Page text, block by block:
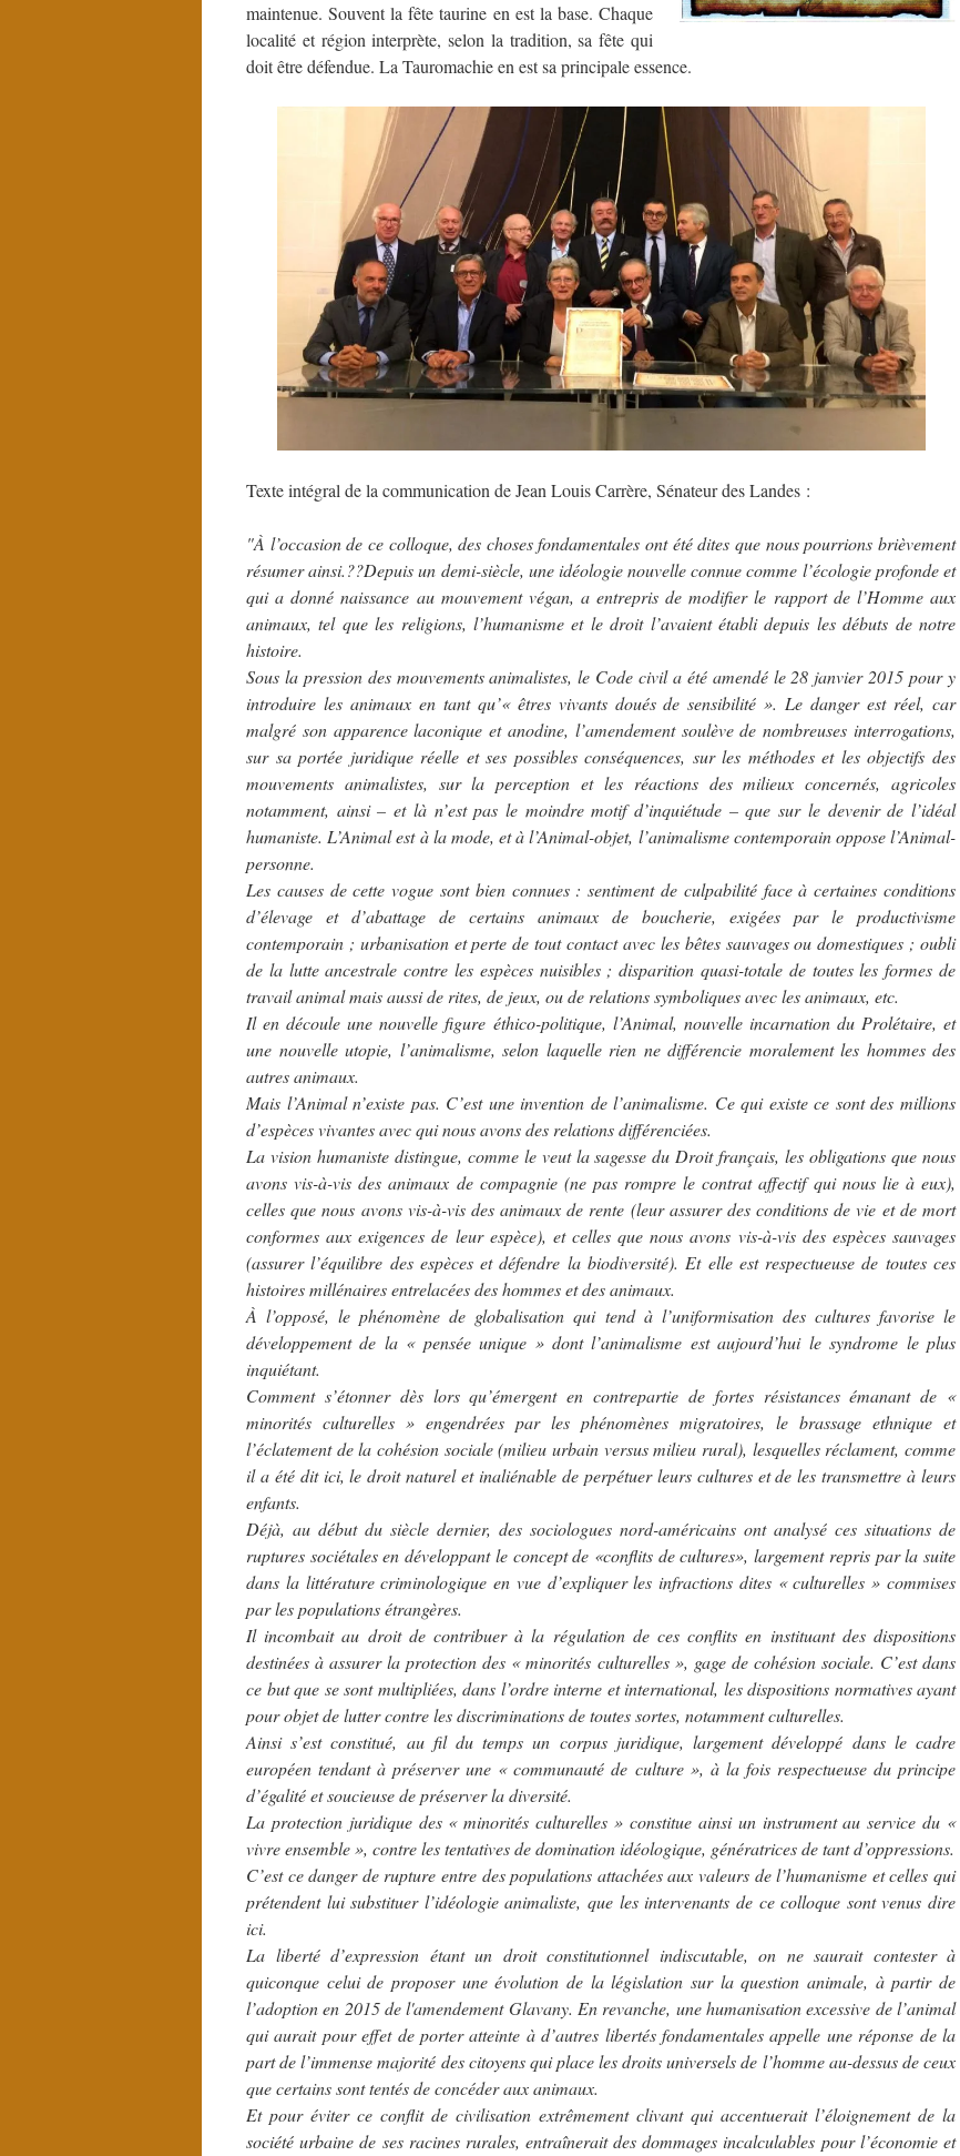
maintenue. Souvent la fête taurine en est la base. Chaque
localité et région interprète, selon la tradition, sa fête qui
doit être défendue. La Tauromachie en est sa principale essence.
Texte intégral de la communication de Jean Louis Carrère, Sénateur des Landes :
"À l’occasion de ce colloque, des choses fondamentales ont été dites que nous pourrions brièvement
résumer ainsi.??Depuis un demi-siècle, une idéologie nouvelle connue comme l’écologie profonde et
qui a donné naissance au mouvement végan, a entrepris de modifier le rapport de l’Homme aux
animaux, tel que les religions, l’humanisme et le droit l’avaient établi depuis les débuts de notre
histoire.
Sous la pression des mouvements animalistes, le Code civil a été amendé le 28 janvier 2015 pour y
introduire les animaux en tant qu’« êtres vivants doués de sensibilité ». Le danger est réel, car
malgré son apparence laconique et anodine, l’amendement soulève de nombreuses interrogations,
sur sa portée juridique réelle et ses possibles conséquences, sur les méthodes et les objectifs des
mouvements animalistes, sur la perception et les réactions des milieux concernés, agricoles
notamment, ainsi – et là n’est pas le moindre motif d’inquiétude – que sur le devenir de l’idéal
humaniste. L’Animal est à la mode, et à l’Animal-objet, l’animalisme contemporain oppose l’Animal-
personne.
Les causes de cette vogue sont bien connues : sentiment de culpabilité face à certaines conditions
d’élevage et d’abattage de certains animaux de boucherie, exigées par le productivisme
contemporain ; urbanisation et perte de tout contact avec les bêtes sauvages ou domestiques ; oubli
de la lutte ancestrale contre les espèces nuisibles ; disparition quasi-totale de toutes les formes de
travail animal mais aussi de rites, de jeux, ou de relations symboliques avec les animaux, etc.
Il en découle une nouvelle figure éthico-politique, l’Animal, nouvelle incarnation du Prolétaire, et
une nouvelle utopie, l’animalisme, selon laquelle rien ne différencie moralement les hommes des
autres animaux.
Mais l’Animal n’existe pas. C’est une invention de l’animalisme. Ce qui existe ce sont des millions
d’espèces vivantes avec qui nous avons des relations différenciées.
La vision humaniste distingue, comme le veut la sagesse du Droit français, les obligations que nous
avons vis-à-vis des animaux de compagnie (ne pas rompre le contrat affectif qui nous lie à eux),
celles que nous avons vis-à-vis des animaux de rente (leur assurer des conditions de vie et de mort
conformes aux exigences de leur espèce), et celles que nous avons vis-à-vis des espèces sauvages
(assurer l’équilibre des espèces et défendre la biodiversité). Et elle est respectueuse de toutes ces
histoires millénaires entrelacées des hommes et des animaux.
À l’opposé, le phénomène de globalisation qui tend à l’uniformisation des cultures favorise le
développement de la « pensée unique » dont l’animalisme est aujourd’hui le syndrome le plus
inquiétant.
Comment s’étonner dès lors qu’émergent en contrepartie de fortes résistances émanant de «
minorités culturelles » engendrées par les phénomènes migratoires, le brassage ethnique et
l’éclatement de la cohésion sociale (milieu urbain versus milieu rural), lesquelles réclament, comme
il a été dit ici, le droit naturel et inaliénable de perpétuer leurs cultures et de les transmettre à leurs
enfants.
Déjà, au début du siècle dernier, des sociologues nord-américains ont analysé ces situations de
ruptures sociétales en développant le concept de «conflits de cultures», largement repris par la suite
dans la littérature criminologique en vue d’expliquer les infractions dites « culturelles » commises
par les populations étrangères.
Il incombait au droit de contribuer à la régulation de ces conflits en instituant des dispositions
destinées à assurer la protection des « minorités culturelles », gage de cohésion sociale. C’est dans
ce but que se sont multipliées, dans l’ordre interne et international, les dispositions normatives ayant
pour objet de lutter contre les discriminations de toutes sortes, notamment culturelles.
Ainsi s’est constitué, au fil du temps un corpus juridique, largement développé dans le cadre
européen tendant à préserver une « communauté de culture », à la fois respectueuse du principe
d’égalité et soucieuse de préserver la diversité.
La protection juridique des « minorités culturelles » constitue ainsi un instrument au service du «
vivre ensemble », contre les tentatives de domination idéologique, génératrices de tant d’oppressions.
C’est ce danger de rupture entre des populations attachées aux valeurs de l’humanisme et celles qui
prétendent lui substituer l’idéologie animaliste, que les intervenants de ce colloque sont venus dire
ici.
La liberté d’expression étant un droit constitutionnel indiscutable, on ne saurait contester à
quiconque celui de proposer une évolution de la législation sur la question animale, à partir de
l’adoption en 2015 de l'amendement Glavany. En revanche, une humanisation excessive de l’animal
qui aurait pour effet de porter atteinte à d’autres libertés fondamentales appelle une réponse de la
part de l’immense majorité des citoyens qui place les droits universels de l’homme au-dessus de ceux
que certains sont tentés de concéder aux animaux.
Et pour éviter ce conflit de civilisation extrêmement clivant qui accentuerait l’éloignement de la
société urbaine de ses racines rurales, entraînerait des dommages incalculables pour l’économie et